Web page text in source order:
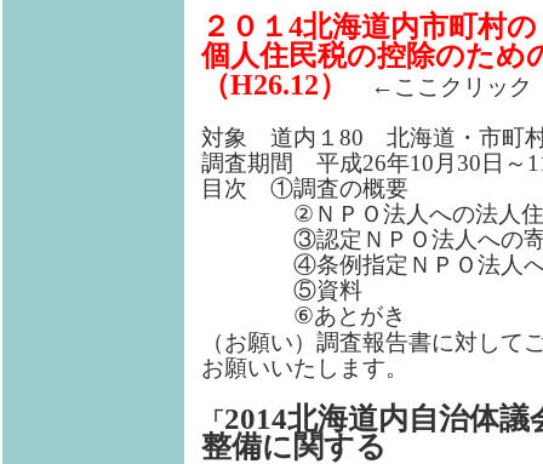
２０１4北海道内市町村
個人住民税の控除のため
（H26.12）
←ここクリック
対象 道内１80 北海道・市町
調査期間 平成26年10月30日～
目次 ①調査の概要
②ＮＰＯ法人への法人住民
③認定ＮＰＯ法人への寄付
④条例指定ＮＰＯ法人への
⑤資料
⑥あとがき
（お願い）調査報告書に対して
お願いいたします。
「 2014北海道内自治体
整備に関する